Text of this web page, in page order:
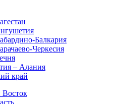
Балкария
Черкесия
– Алания
край
Восток